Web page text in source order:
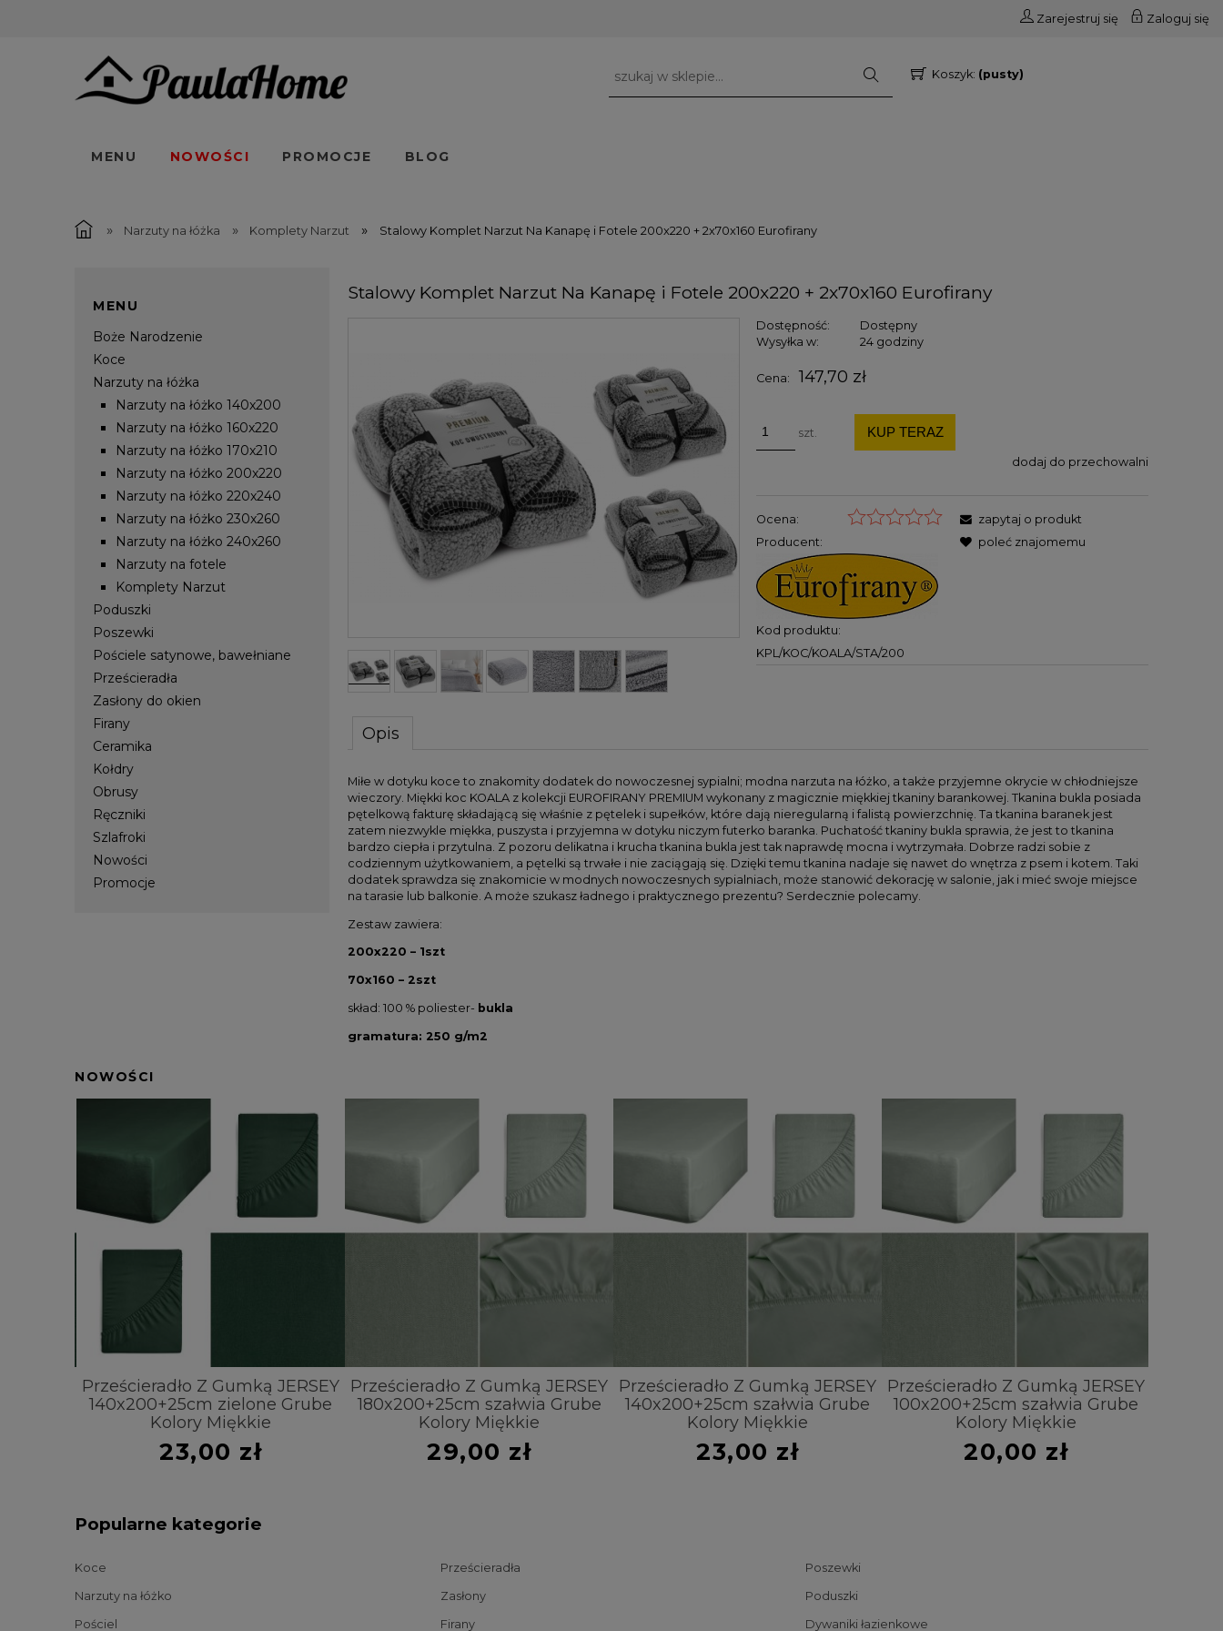
Zarejestruj się Zaloguj się
Koszyk: (pusty)
MENU NOWOŚCI PROMOCJE BLOG
» Narzuty na łóżka » Komplety Narzut » Stalowy Komplet Narzut Na Kanapę i Fotele 200x220 + 2x70x160 Eurofirany
MENU
Boże Narodzenie
Koce
Narzuty na łóżka
Narzuty na łóżko 140x200
Narzuty na łóżko 160x220
Narzuty na łóżko 170x210
Narzuty na łóżko 200x220
Narzuty na łóżko 220x240
Narzuty na łóżko 230x260
Narzuty na łóżko 240x260
Narzuty na fotele
Komplety Narzut
Poduszki
Poszewki
Pościele satynowe, bawełniane
Prześcieradła
Zasłony do okien
Firany
Ceramika
Kołdry
Obrusy
Ręczniki
Szlafroki
Nowości
Promocje
Stalowy Komplet Narzut Na Kanapę i Fotele 200x220 + 2x70x160 Eurofirany
Dostępność:
Dostępny
Wysyłka w:
24 godziny
Cena: 147,70 zł
szt.
dodaj do przechowalni
Ocena:
Producent:
Kod produktu:
KPL/KOC/KOALA/STA/200
zapytaj o produkt
poleć znajomemu
Opis
Miłe w dotyku koce to znakomity dodatek do nowoczesnej sypialni; modna narzuta na łóżko, a także przyjemne okrycie w chłodniejsze
wieczory. Miękki koc KOALA z kolekcji EUROFIRANY PREMIUM wykonany z magicznie miękkiej tkaniny barankowej. Tkanina bukla posiada
pętelkową fakturę składającą się właśnie z pętelek i supełków, które dają nieregularną i falistą powierzchnię. Ta tkanina baranek jest
zatem niezwykle miękka, puszysta i przyjemna w dotyku niczym futerko baranka. Puchatość tkaniny bukla sprawia, że jest to tkanina
bardzo ciepła i przytulna. Z pozoru delikatna i krucha tkanina bukla jest tak naprawdę mocna i wytrzymała. Dobrze radzi sobie z
codziennym użytkowaniem, a pętelki są trwałe i nie zaciągają się. Dzięki temu tkanina nadaje się nawet do wnętrza z psem i kotem. Taki
dodatek sprawdza się znakomicie w modnych nowoczesnych sypialniach, może stanowić dekorację w salonie, jak i mieć swoje miejsce
na tarasie lub balkonie. A może szukasz ładnego i praktycznego prezentu? Serdecznie polecamy.
Zestaw zawiera:
200x220 – 1szt
70x160 – 2szt
skład: 100 % poliester- bukla
gramatura: 250 g/m2
NOWOŚCI
Prześcieradło Z Gumką JERSEY
140x200+25cm zielone Grube
Kolory Miękkie
23,00 zł
Prześcieradło Z Gumką JERSEY
180x200+25cm szałwia Grube
Kolory Miękkie
29,00 zł
Prześcieradło Z Gumką JERSEY
140x200+25cm szałwia Grube
Kolory Miękkie
23,00 zł
Prześcieradło Z Gumką JERSEY
100x200+25cm szałwia Grube
Kolory Miękkie
20,00 zł
Popularne kategorie
Koce
Narzuty na łóżko
Pościel
Prześcieradła
Zasłony
Firany
Poszewki
Poduszki
Dywaniki łazienkowe